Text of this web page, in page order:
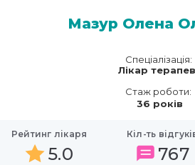
Мазур Олена
Спеціалізація:
Лікар
Стаж роботи:
36 років
Рейтинг лікаря
5.0
Кіл-ть
767